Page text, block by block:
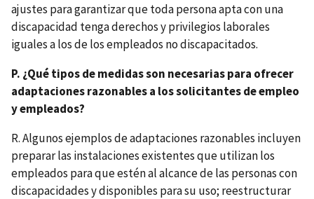
ajustes para garantizar que toda persona apta con una
discapacidad tenga derechos y privilegios laborales
iguales a los de los empleados no discapacitados.
P. ¿Qué tipos de medidas son necesarias para ofrecer
adaptaciones razonables a los solicitantes de empleo
y empleados?
R. Algunos ejemplos de adaptaciones razonables incluyen
preparar las instalaciones existentes que utilizan los
empleados para que estén al alcance de las personas con
discapacidades y disponibles para su uso; reestructurar